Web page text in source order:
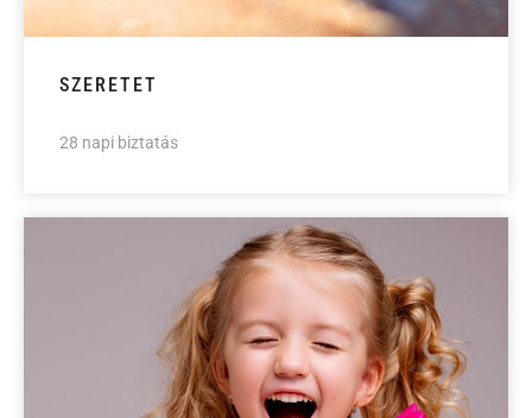
SZERETET
28 napi biztatás